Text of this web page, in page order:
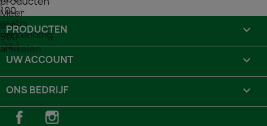
PRODUCTEN 
UW ACCOUNT 
ONS BEDRIJF 
FacebookInstagram